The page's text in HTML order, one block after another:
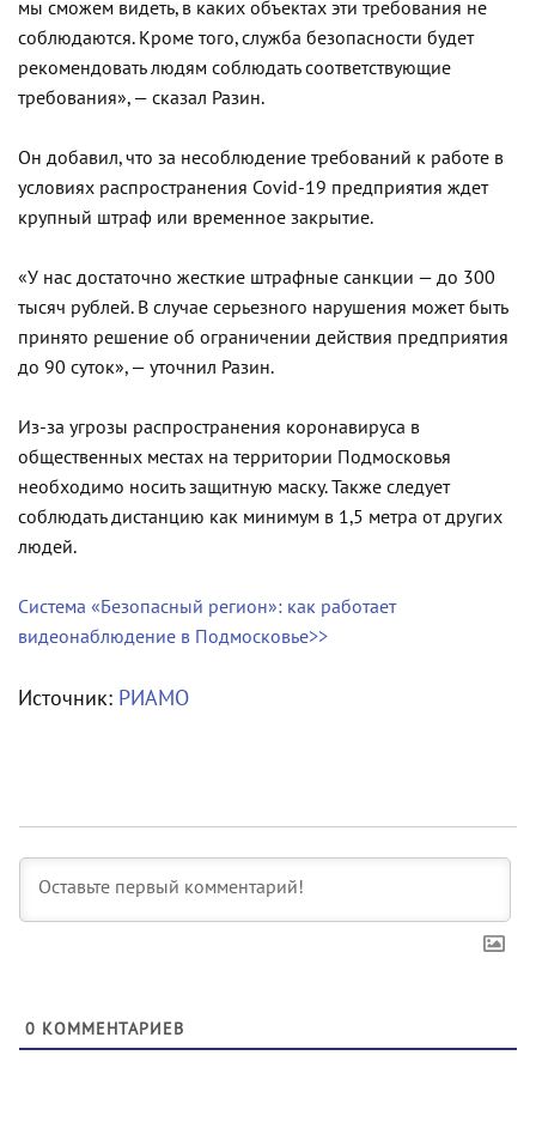
мы сможем видеть, в каких объектах эти требования не
соблюдаются. Кроме того, служба безопасности будет
рекомендовать людям соблюдать соответствующие
требования», — сказал Разин.
Он добавил, что за несоблюдение требований к работе в
условиях распространения Covid-19 предприятия ждет
крупный штраф или временное закрытие.
«У нас достаточно жесткие штрафные санкции — до 300
тысяч рублей. В случае серьезного нарушения может быть
принято решение об ограничении действия предприятия
до 90 суток», — уточнил Разин.
Из-за угрозы распространения коронавируса в
общественных местах на территории Подмосковья
необходимо носить защитную маску. Также следует
соблюдать дистанцию как минимум в 1,5 метра от других
людей.
Система «Безопасный регион»: как работает
видеонаблюдение в Подмосковье>>
Источник: РИАМО
0 КОММЕНТАРИЕВ